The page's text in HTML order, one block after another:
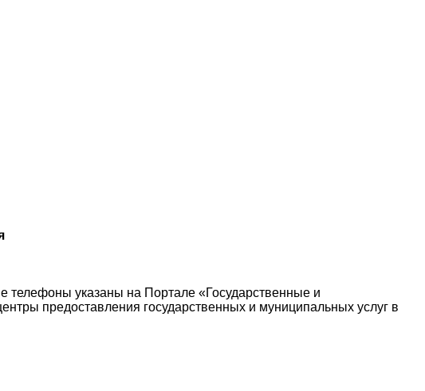
телефоны указаны на Портале «Государственные и
предоставления государственных и муниципальных услуг в